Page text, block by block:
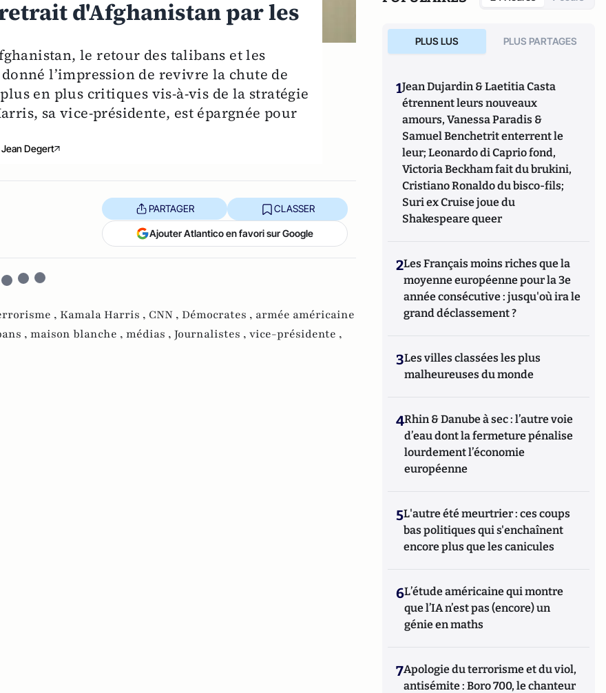
d'Afghanistan par les
le retour des talibans et les
l’impression de revivre la chute de
en plus critiques vis-à-vis de la stratégie
sa vice-présidente, est épargnée pour
Jean Degert
PARTAGER CLASSER
Ajouter Atlantico en favori sur Google
, Kamala Harris , CNN , Démocrates , armée américaine
, maison blanche , médias , Journalistes , vice-présidente ,
PLUS LUS PLUS PARTAGES
1Jean Dujardin & Laetitia Casta
étrennent leurs nouveaux
amours, Vanessa Paradis &
Samuel Benchetrit enterrent le
leur; Leonardo di Caprio fond,
Victoria Beckham fait du brukini,
Cristiano Ronaldo du bisco-fils;
Suri ex Cruise joue du
Shakespeare queer
2Les Français moins riches que la
moyenne européenne pour la 3e
année consécutive : jusqu'où ira le
grand déclassement ?
3Les villes classées les plus
malheureuses du monde
4Rhin & Danube à sec : l’autre voie
d’eau dont la fermeture pénalise
lourdement l’économie
européenne
5L'autre été meurtrier : ces coups
bas politiques qui s'enchaînent
encore plus que les canicules
6L’étude américaine qui montre
que l’IA n’est pas (encore) un
génie en maths
7Apologie du terrorisme et du viol,
antisémite : Boro 700, le chanteur